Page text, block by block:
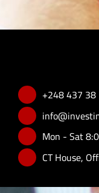
+248 437 38
Mon - Sat
CT House,